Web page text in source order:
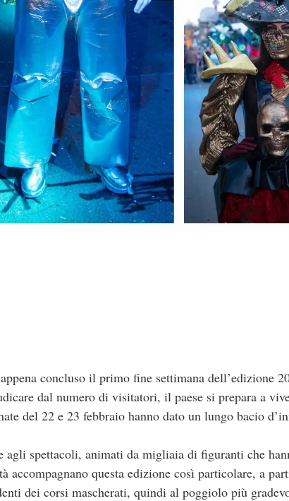
concluso il primo fine settimana dell’edizione
dal numero di visitatori, il paese si prepara a
del 22 e 23 febbraio hanno dato un lungo bacio
agli spettacoli, animati da migliaia di figuranti che
accompagnano questa edizione così particolare, a
dei corsi mascherati, quindi al poggiolo più